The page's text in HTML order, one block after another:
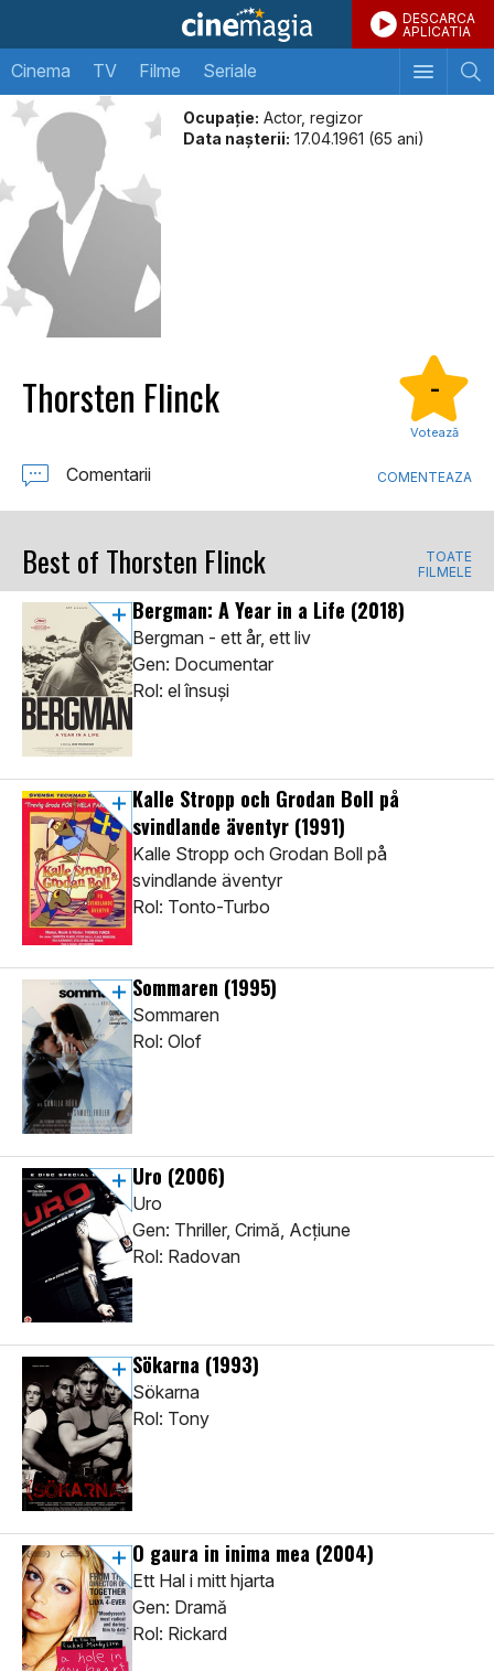
DESCARCA
APLICATIA
Cinema TV Filme Seriale
Ocupație: Actor, regizor
Data naşterii: 17.04.1961 (65 ani)
Thorsten Flinck -
Votează
Comentarii COMENTEAZA
Best of Thorsten Flinck
TOATE
FILMELE
Bergman: A Year in a Life (2018)
Bergman - ett år, ett liv
Gen: Documentar
Rol: el însuși
Kalle Stropp och Grodan Boll på
svindlande äventyr (1991)
Kalle Stropp och Grodan Boll på
svindlande äventyr
Rol: Tonto-Turbo
Sommaren (1995)
Sommaren
Rol: Olof
Uro (2006)
Uro
Gen: Thriller, Crimă, Acţiune
Rol: Radovan
Sökarna (1993)
Sökarna
Rol: Tony
O gaura in inima mea (2004)
Ett Hal i mitt hjarta
Gen: Dramă
Rol: Rickard